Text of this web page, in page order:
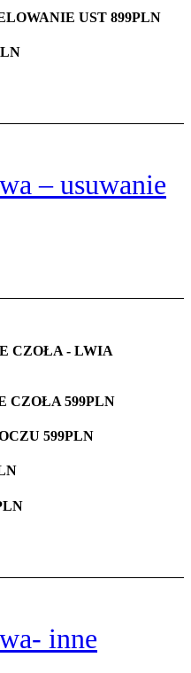
UST 899PLN
– usuwanie
CZOŁA - LWIA
CZOŁA 599PLN
599PLN
inne